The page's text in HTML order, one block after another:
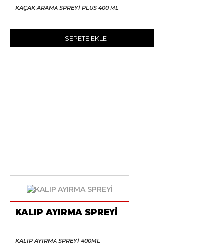
KAÇAK ARAMA SPREYİ PLUS 400 ML
SEPETE EKLE
KALIP AYIRMA SPREYİ
KALIP AYIRMA SPREYİ 400ML